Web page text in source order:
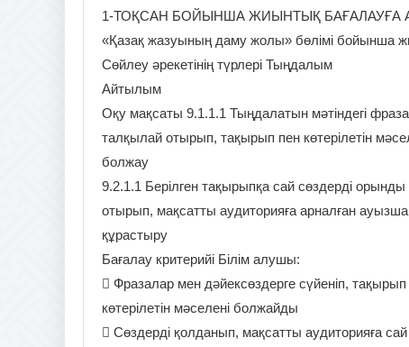
1-ТОҚСАН БОЙЫНША ЖИЫНТЫҚ БАҒАЛАУҒА
«Қазақ жазуының даму жолы» бөлімі бойынша
Сөйлеу әрекетінің түрлері Тыңдалым
Айтылым
Оқу мақсаты 9.1.1.1 Тыңдалатын мәтіндегі
талқылай отырып, тақырып пен көтерілетін
болжау
9.2.1.1 Берілген тақырыпқа сай сөздерді
отырып, мақсатты аудиторияға арналған ауызша
құрастыру
Бағалау критерийі Білім алушы:
 Фразалар мен дәйексөздерге сүйеніп,
көтерілетін мәселені болжайды
 Сөздерді қолданып, мақсатты аудиторияға сай